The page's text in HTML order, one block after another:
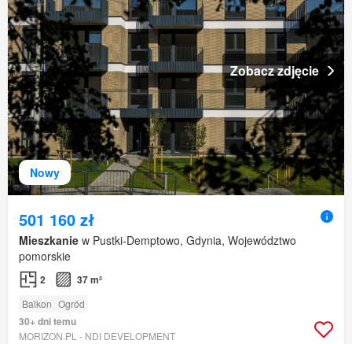
Nowy
Zobacz zdjęcie
501 160 zł
Mieszkanie w Pustki-Demptowo, Gdynia, Województwo
pomorskie
2 37 m²
Balkon Ogród
30+ dni temu
MORIZON.PL - NDI DEVELOPMENT